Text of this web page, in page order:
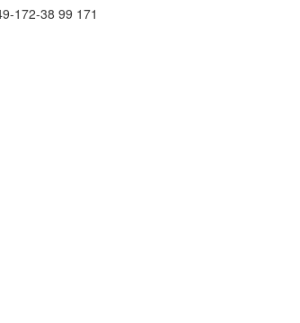
172-38 99 171